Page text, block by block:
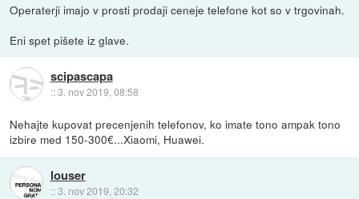
Operaterji imajo v prosti prodaji ceneje telefone kot so v trgovinah.
Eni spet pišete iz glave.
scipascapa
::3. nov 2019, 08:58
Nehajte kupovat precenjenih telefonov, ko imate tono ampak tono
izbire med 150-300€...Xiaomi, Huawei.
louser
::3. nov 2019, 20:32